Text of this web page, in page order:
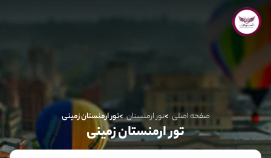
صفحه اصلی تور ارمنستان تور ارمنستان زمینی
تور ارمنستان زمینی